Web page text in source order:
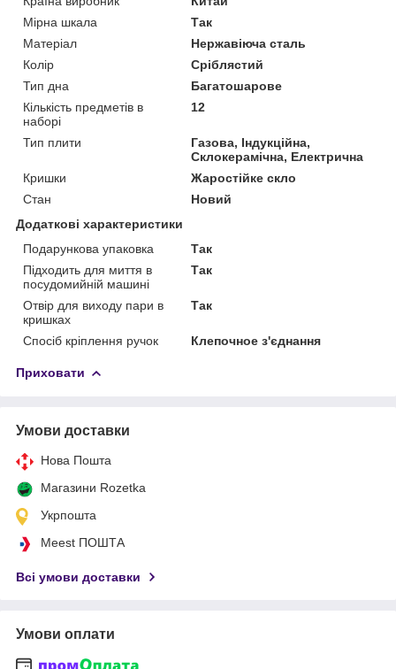
Мірна шкала
Так
Матеріал
Нержавіюча сталь
Колір
Сріблястий
Тип дна
Багатошарове
Кількість предметів в
наборі
12
Тип плити
Газова, Індукційна,
Склокерамічна, Електрична
Кришки
Жаростійке скло
Стан
Новий
Додаткові характеристики
Подарункова упаковка
Так
Підходить для миття в
посудомийній машині
Так
Отвір для виходу пари в
кришках
Так
Спосіб кріплення ручок Клепочное з'єднання
Приховати
Умови доставки
Нова Пошта
Магазини Rozetka
Укрпошта
Meest ПОШТА
Всі умови доставки
Умови оплати